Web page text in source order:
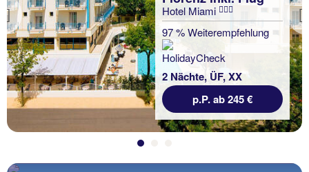
Previous
Hotel Miami
97 % Weiterempfehlung
2 Nächte, ÜF, XX
p.P. ab 245 €